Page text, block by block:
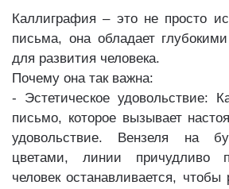
Каллиграфия – это не просто
письма, она обладает
для развития человека.
Почему она так важна:
- Эстетическое удовольствие:
письмо, которое вызывает
удовольствие. Вензеля на
цветами, линии причудливо
человек останавливается, чтобы